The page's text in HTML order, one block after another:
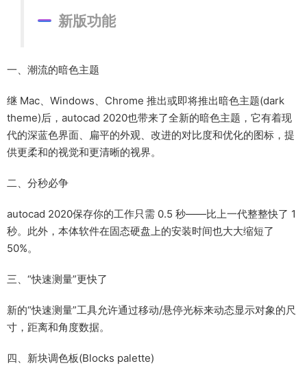
新版功能
一、潮流的暗色主题
继 Mac、Windows、Chrome 推出或即将推出暗色主题(dark
theme)后，autocad 2020也带来了全新的暗色主题，它有着现
代的深蓝色界面、扁平的外观、改进的对比度和优化的图标，提
供更柔和的视觉和更清晰的视界。
二、分秒必争
autocad 2020保存你的工作只需 0.5 秒——比上一代整整快了 1
秒。此外，本体软件在固态硬盘上的安装时间也大大缩短了
50%。
三、“快速测量”更快了
新的“快速测量”工具允许通过移动/悬停光标来动态显示对象的尺
寸，距离和角度数据。
四、新块调色板(Blocks palette)